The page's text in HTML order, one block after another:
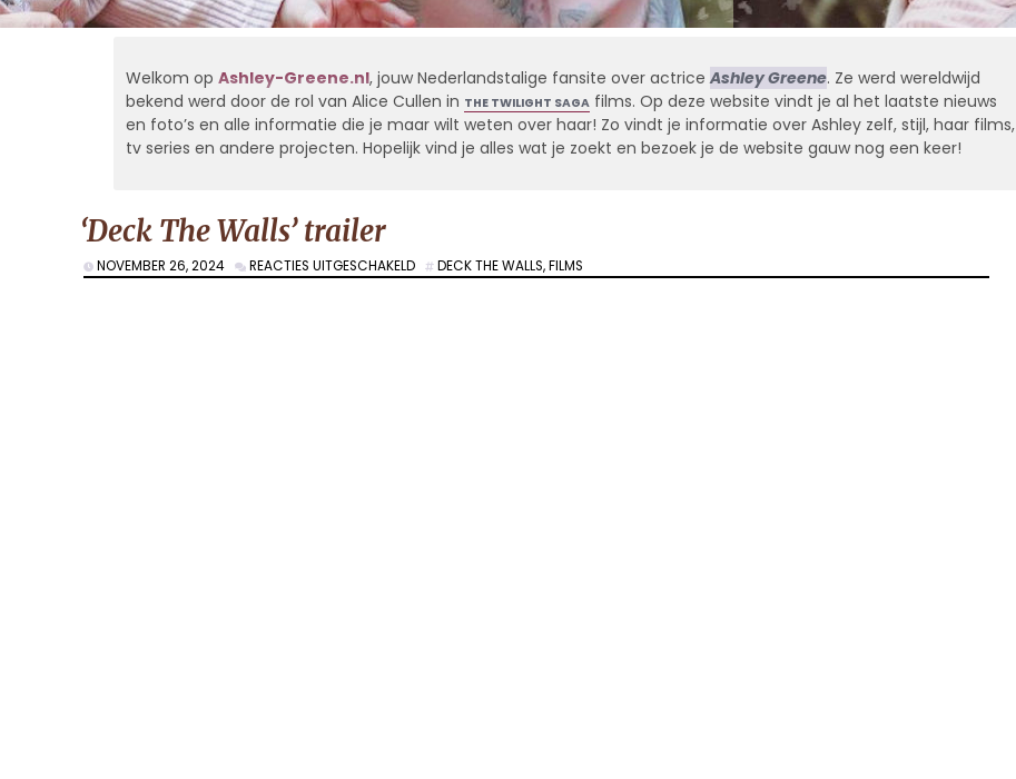
Welkom op Ashley-Greene.nl, jouw Nederlandstalige fansite over actriceAshley Greene. Ze werd wereldwijd
bekend werd door de rol van Alice Cullen in THE TWILIGHT SAGAfilms. Op deze website vindt je al het laatste nieuws
en foto’s en alle informatie die je maar wilt weten over haar! Zo vindt je informatie over Ashley zelf, stijl, haar films,
tv series en andere projecten. Hopelijk vind je alles wat je zoekt en bezoek je de website gauw nog een keer!
‘Deck The Walls’ trailer
NOVEMBER 26, 2024 REACTIES UITGESCHAKELDVOOR
‘DECK
DECK THE WALLS,FILMS